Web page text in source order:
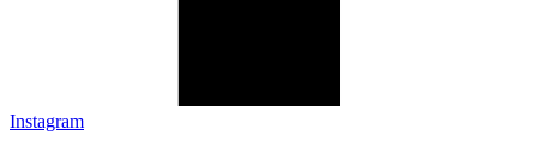
Instagram